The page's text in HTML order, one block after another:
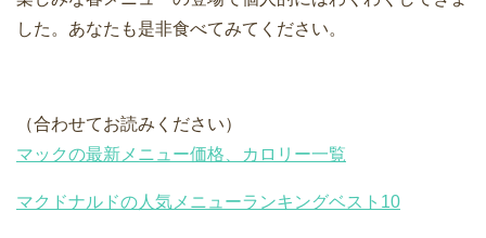
した。あなたも是非食べてみてください。
（合わせてお読みください）
マックの最新メニュー価格、カロリー一覧
マクドナルドの人気メニューランキングベスト10